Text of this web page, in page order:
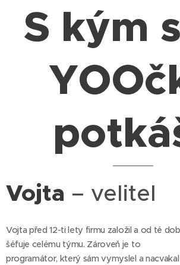
S kým
Vojta – velitel
Vojta před 12-ti lety firmu založil a od té
šéfuje celému týmu. Zároveň je to
programátor, který sám vymyslel a nacvakal